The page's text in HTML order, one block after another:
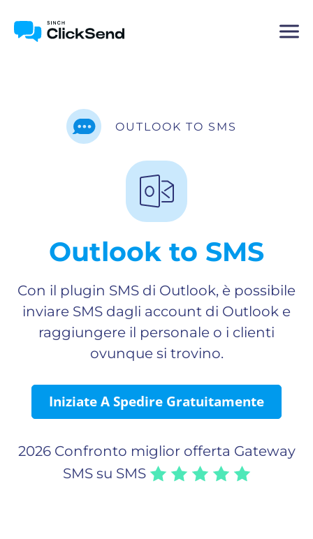
OUTLOOK TO SMS
Outlook to SMS
Con il plugin SMS di Outlook, è possibile
inviare SMS dagli account di Outlook e
raggiungere il personale o i clienti
ovunque si trovino.
Iniziate A Spedire Gratuitamente
2026 Confronto miglior offerta Gateway
SMS su SMS